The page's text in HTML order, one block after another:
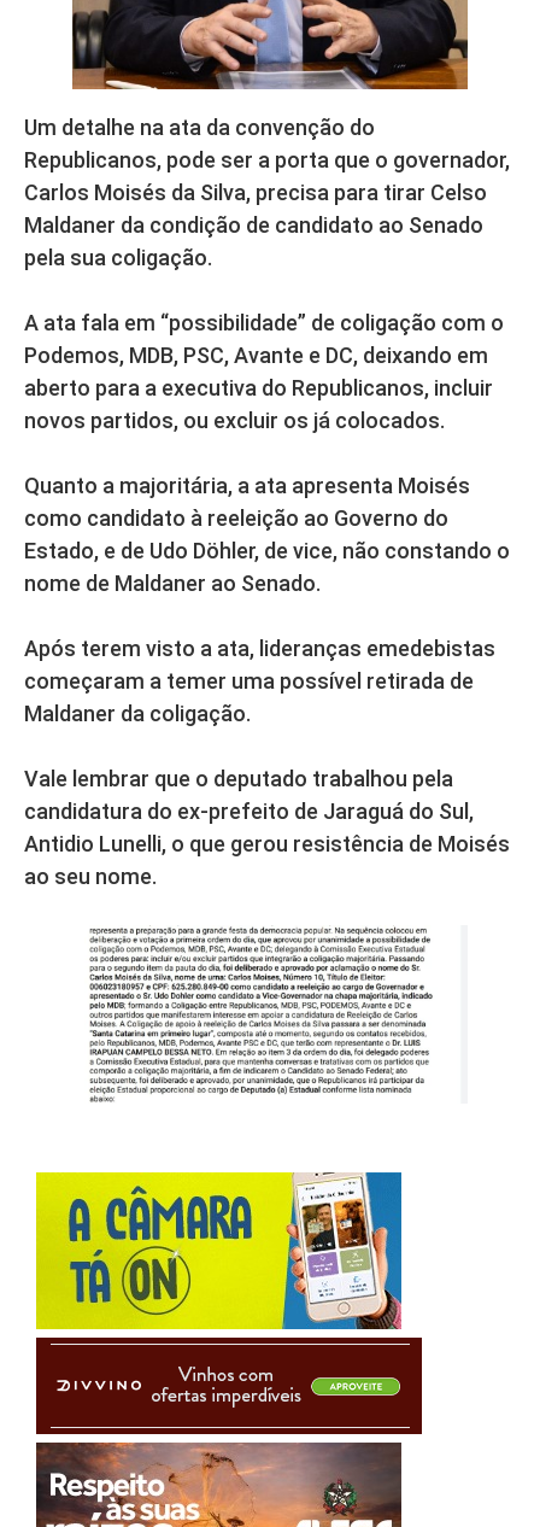
Um detalhe na ata da convenção do
Republicanos, pode ser a porta que o governador,
Carlos Moisés da Silva, precisa para tirar Celso
Maldaner da condição de candidato ao Senado
pela sua coligação.
A ata fala em “possibilidade” de coligação com o
Podemos, MDB, PSC, Avante e DC, deixando em
aberto para a executiva do Republicanos, incluir
novos partidos, ou excluir os já colocados.
Quanto a majoritária, a ata apresenta Moisés
como candidato à reeleição ao Governo do
Estado, e de Udo Döhler, de vice, não constando o
nome de Maldaner ao Senado.
Após terem visto a ata, lideranças emedebistas
começaram a temer uma possível retirada de
Maldaner da coligação.
Vale lembrar que o deputado trabalhou pela
candidatura do ex-prefeito de Jaraguá do Sul,
Antidio Lunelli, o que gerou resistência de Moisés
ao seu nome.